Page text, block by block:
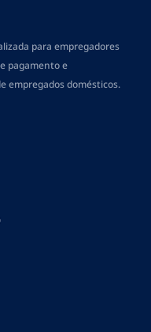
para empregadores
pagamentoe
empregados domésticos.